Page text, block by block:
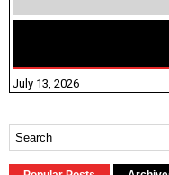
July 13, 2026